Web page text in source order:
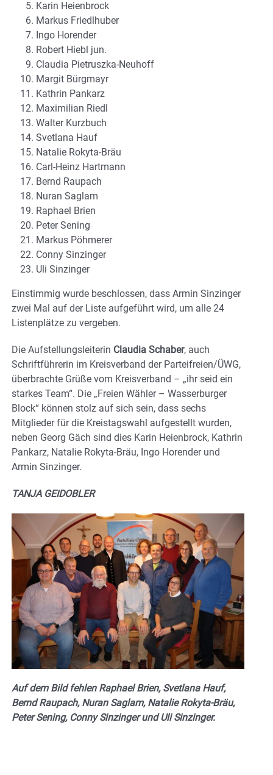
Karin Heienbrock
Markus Friedlhuber
Ingo Horender
Robert Hiebl jun.
Claudia Pietruszka-Neuhoff
Margit Bürgmayr
Kathrin Pankarz
Maximilian Riedl
Walter Kurzbuch
Svetlana Hauf
Natalie Rokyta-Bräu
Carl-Heinz Hartmann
Bernd Raupach
Nuran Saglam
Raphael Brien
Peter Sening
Markus Pöhmerer
Conny Sinzinger
Uli Sinzinger
Einstimmig wurde beschlossen, dass Armin Sinzinger
zwei Mal auf der Liste aufgeführt wird, um alle 24
Listenplätze zu vergeben.
Die Aufstellungsleiterin Claudia Schaber, auch
Schriftführerin im Kreisverband der Parteifreien/ÜWG,
überbrachte Grüße vom Kreisverband – „ihr seid ein
starkes Team“. Die „Freien Wähler – Wasserburger
Block“ können stolz auf sich sein, dass sechs
Mitglieder für die Kreistagswahl aufgestellt wurden,
neben Georg Gäch sind dies Karin Heienbrock, Kathrin
Pankarz, Natalie Rokyta-Bräu, Ingo Horender und
Armin Sinzinger.
TANJA GEIDOBLER
Auf dem Bild fehlen Raphael Brien, Svetlana Hauf,
Bernd Raupach, Nuran Saglam, Natalie Rokyta-Bräu,
Peter Sening, Conny Sinzinger und Uli Sinzinger.